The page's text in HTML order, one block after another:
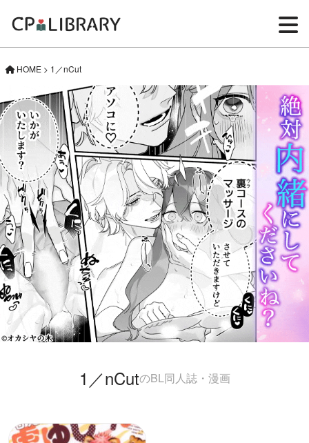
HOME > 1／nCut
1／nCutのBL同人誌・漫画